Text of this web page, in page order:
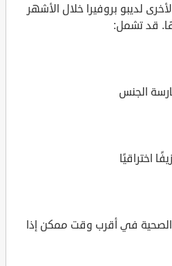
لديبو بروفيرا خلال الأشهر
قد تشمل:
الجنس
اختراقيًا
الصحية في أقرب وقت ممكن إذا